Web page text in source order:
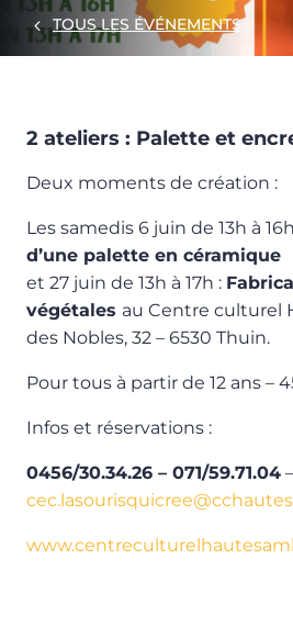
TOUS LES ÉVÉNEMENTS
2 ateliers : Palette et
Deux moments de création :
Les samedis 6 juin de 13h à
d’une palette en céramique
et 27 juin de 13h à 17h :
végétales au Centre culturel
des Nobles, 32 – 6530 Thuin.
Pour tous à partir de 12 ans –
Infos et réservations :
0456/30.34.26 – 071/59.71.04 –